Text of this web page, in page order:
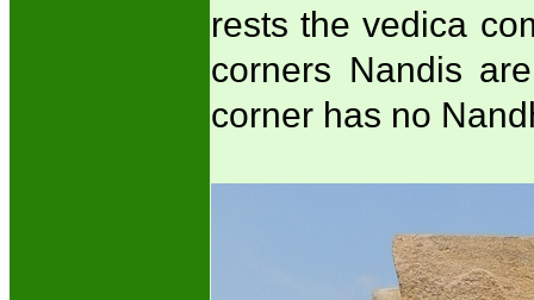
rests the vedica
corners Nandis
corner has no